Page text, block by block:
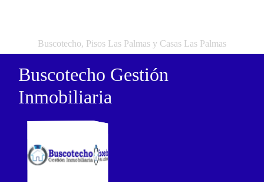
Buscotecho, Pisos Las Palmas y Casas Las Palmas
Buscotecho Gestión
Inmobiliaria